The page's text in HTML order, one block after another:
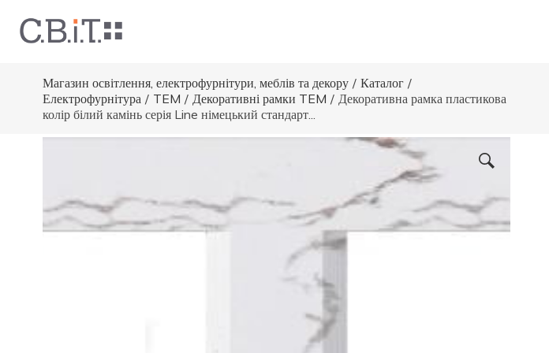
Магазин освітлення, електрофурнітури, меблів та декору / Каталог /
Електрофурнітура / TEM / Декоративні рамки TEM / Декоративна рамка пластикова
колір білий камінь серія Line німецький стандарт...